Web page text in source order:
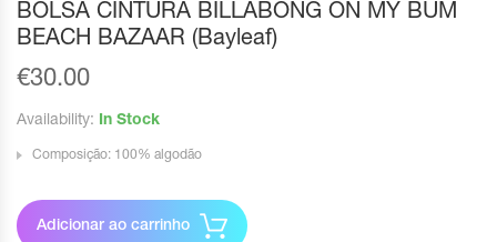
BOLSA CINTURA BILLABONG ON MY BUM
BEACH BAZAAR (Bayleaf)
€30.00
Availability: In Stock
Composição: 100% algodão
Adicionar ao carrinho